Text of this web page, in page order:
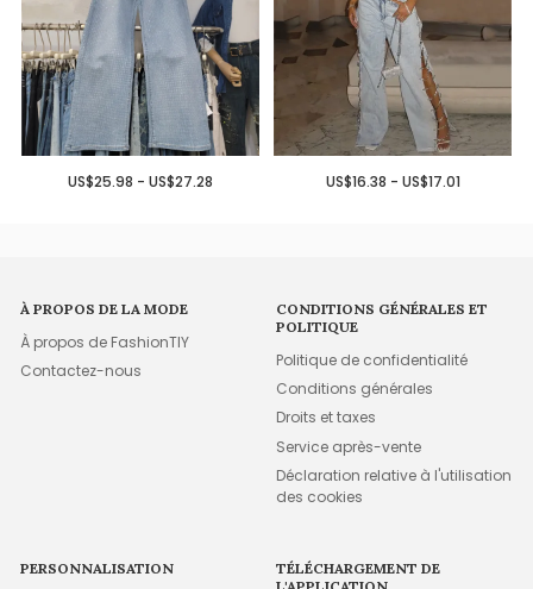
US$25.98 - US$27.28 US$16.38 - US$17.01
À PROPOS DE LA MODE
À propos de FashionTIY
Contactez-nous
CONDITIONS GÉNÉRALES ET
POLITIQUE
Politique de confidentialité
Conditions générales
Droits et taxes
Service après-vente
Déclaration relative à l'utilisation
des cookies
PERSONNALISATION
TÉLÉCHARGEMENT DE